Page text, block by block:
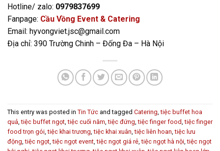
Hotline/ zalo: 0979837699
Fanpage: Cầu Vồng Event & Catering
Email: hyvongviet.jsc@gmail.com
Địa chỉ: 390 Trường Chinh – Đống Đa – Hà Nội
This entry was posted in Tin Tức and tagged Catering,tiệc buffet hoa
quả,tiệc buffet ngọt,tiệc cuối năm,tiệc đứng,tiệc finger food,tiệc finger
food trọn gói,tiệc khai trương,tiệc khai xuân,tiệc liên hoan,tiệc lưu
động,tiệc ngọt,tiệc ngọt event,tiệc ngọt giá rẻ,tiệc ngọt hà nội,tiệc ngọt